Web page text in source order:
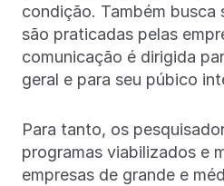
condição. Também busca
são praticadas pelas
comunicação é dirigida
geral e para seu púbico
Para tanto, os
programas viabilizados e
empresas de grande e